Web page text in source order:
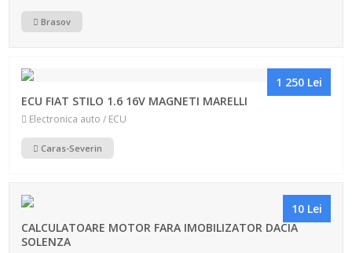
Brasov
1 250 Lei
ECU FIAT STILO 1.6 16V MAGNETI MARELLI
Electronica auto / ECU
Caras-Severin
10 Lei
CALCULATOARE MOTOR FARA IMOBILIZATOR DACIA
SOLENZA